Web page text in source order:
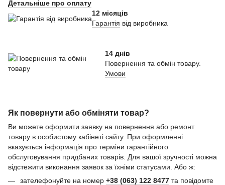
Детальніше про оплату
12 місяців
Гарантія від виробника
14 днів
Повернення та обмін товару.
Умови
Як повернути або обміняти товар?
Ви можете оформити заявку на повернення або ремонт
товару в особистому кабінеті сайту. При оформленні
вказується інформація про терміни гарантійного
обслуговування придбаних товарів. Для вашої зручності можна
відстежити виконання заявок за їхніми статусами. Або ж:
зателефонуйте на номер +38 (063) 122 8477 та повідомте